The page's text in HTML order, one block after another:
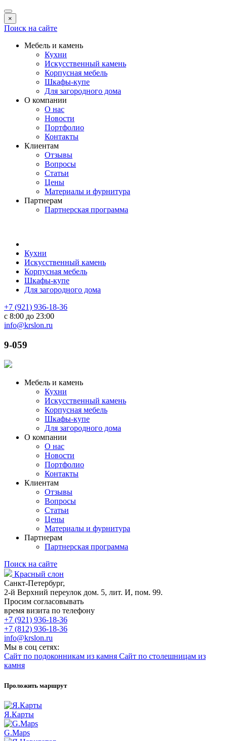
×
Поиск на сайте
Мебель и камень
Кухни
Искусственный камень
Корпусная мебель
Шкафы-купе
Для загородного дома
О компании
О нас
Новости
Портфолио
Контакты
Клиентам
Отзывы
Вопросы
Статьи
Цены
Материалы и фурнитура
Партнерам
Партнерская программа
Кухни
Искусственный камень
Корпусная мебель
Шкафы-купе
Для загородного дома
+7 (921) 936-18-36
с 8:00 до 23:00
info@krslon.ru
9-059
Мебель и камень
Кухни
Искусственный камень
Корпусная мебель
Шкафы-купе
Для загородного дома
О компании
О нас
Новости
Портфолио
Контакты
Клиентам
Отзывы
Вопросы
Статьи
Цены
Материалы и фурнитура
Партнерам
Партнерская программа
Поиск на сайте
Красный слон
Санкт-Петербург,
2-й Верхний переулок дом. 5, лит. И, пом. 99.
Просим согласовывать
время визита по телефону
+7 (921) 936-18-36
+7 (812) 936-18-36
info@krslon.ru
Мы в соц сетях:
Сайт по подоконникам из камня Сайт по столешницам из
камня
Проложить маршрут
Я.Карты
G.Maps